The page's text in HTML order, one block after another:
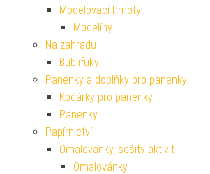
Modelovací hmoty
Modelíny
Na zahradu
Bublifuky
Panenky a doplňky pro panenky
Kočárky pro panenky
Panenky
Papírnictví
Omalovánky, sešity aktivit
Omalovánky